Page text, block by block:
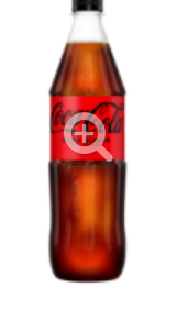
& Desinfektion